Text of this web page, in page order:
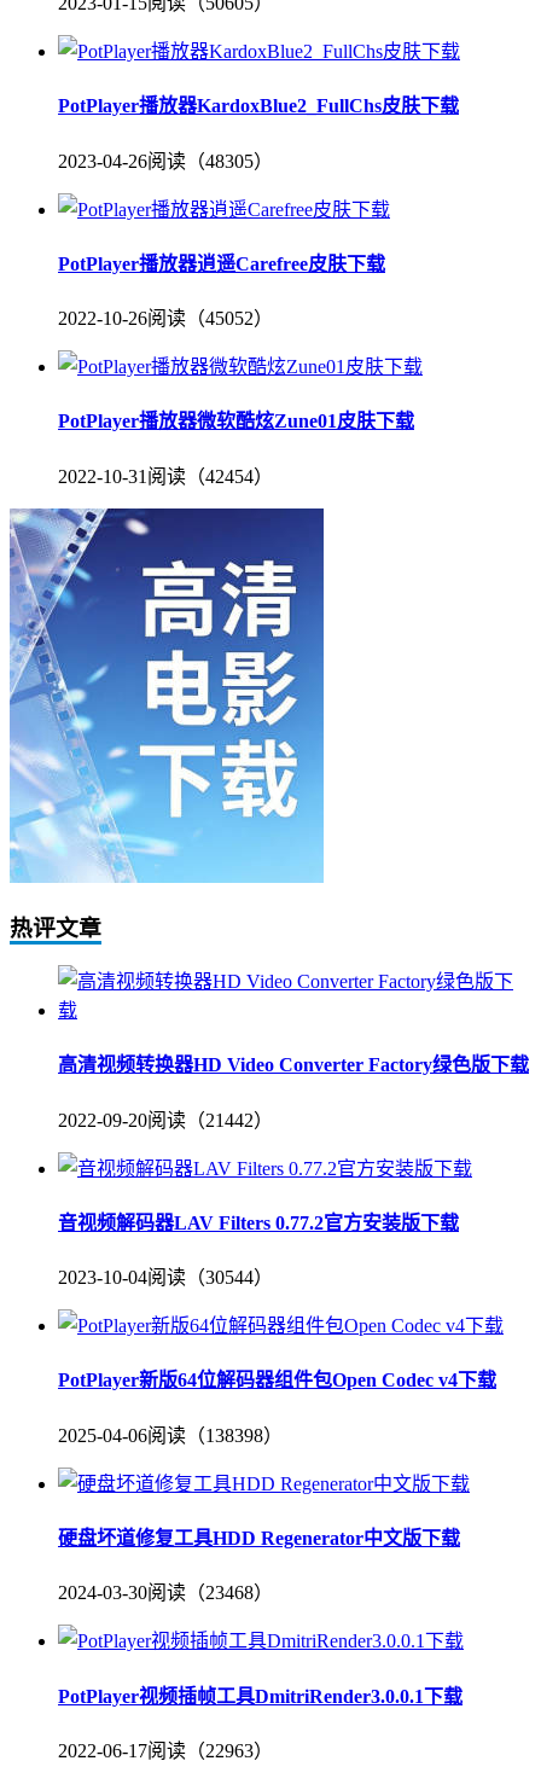
PotPlayer播放器KardoxBlue2_FullChs皮肤下载
2023-04-26阅读（48305）
PotPlayer播放器逍遥Carefree皮肤下载
2022-10-26阅读（45052）
PotPlayer播放器微软酷炫Zune01皮肤下载
2022-10-31 阅读（42454）
热评文章
高清视频转换器HD Video Converter Factory绿色版下载
2022-09-20阅读（21442）
音视频解码器LAV Filters 0.77.2官方安装版下载
2023-10-04阅读（30544）
PotPlayer新版64位解码器组件包Open Codec v4下载
2025-04-06阅读（138398）
硬盘坏道修复工具HDD Regenerator中文版下载
2024-03-30阅读（23468）
PotPlayer视频插帧工具DmitriRender3.0.0.1下载
2022-06-17阅读（22963）